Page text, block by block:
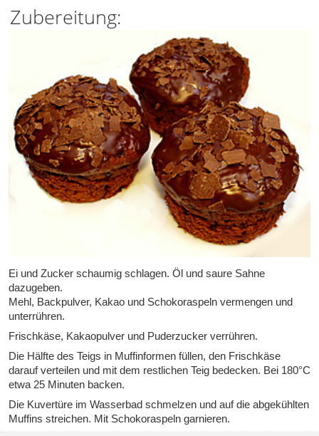
Zubereitung:
Ei und Zucker schaumig schlagen. Öl und saure Sahne
dazugeben.
Mehl, Backpulver, Kakao und Schokoraspeln vermengen und
unterrühren.
Frischkäse, Kakaopulver und Puderzucker verrühren.
Die Hälfte des Teigs in Muffinformen füllen, den Frischkäse
darauf verteilen und mit dem restlichen Teig bedecken. Bei 180°C
etwa 25 Minuten backen.
Die Kuvertüre im Wasserbad schmelzen und auf die abgekühlten
Muffins streichen. Mit Schokoraspeln garnieren.